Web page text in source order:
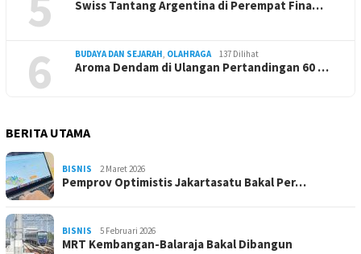
Swiss Tantang Argentina di Perempat Fina…
6 BUDAYA DAN SEJARAH OLAHRAGA 137 Dilihat
Aroma Dendam di Ulangan Pertandingan 60 …
BERITA UTAMA
BISNIS 2 Maret 2026
Pemprov Optimistis Jakartasatu Bakal Per…
BISNIS 5 Februari 2026
MRT Kembangan-Balaraja Bakal Dibangun